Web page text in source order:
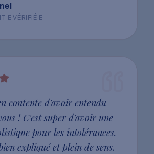
VÉRIFIÉ·E
contente d'avoir entendu
! C'est super d'avoir une
pour les intolérances.
expliqué et plein de sens.